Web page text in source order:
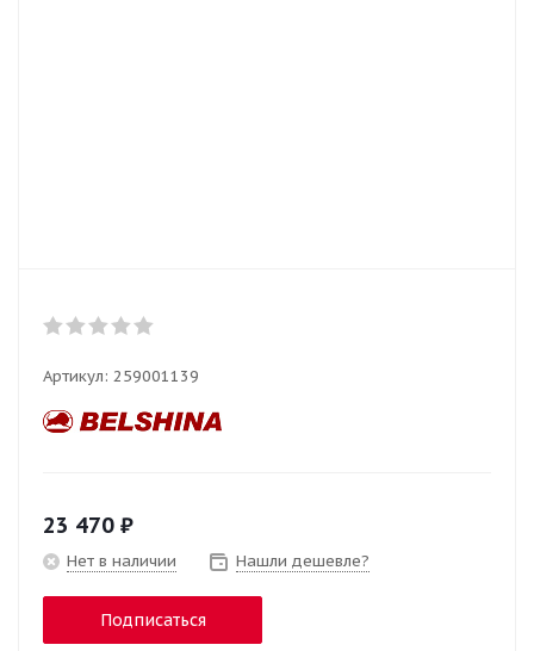
Артикул: 259001139
23 470 ₽
Нет в наличии Нашли дешевле?
Подписаться